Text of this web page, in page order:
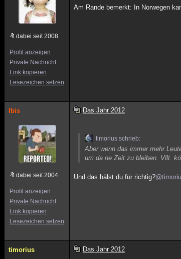
dabei seit 2008
Profil anzeigen
Private Nachricht
Link kopieren
Lesezeichen setzen
Am Rande bemerkt: In Norwegen
Ibis
dabei seit 2004
Profil anzeigen
Private Nachricht
Link kopieren
Lesezeichen setzen
Das Jahr 2012
timorius schrieb:
Aber wenn das immer mehr
um da ne Zeit zu bleiben. Vllt.
Und das hälst du für richtig?
timorius Das Jahr 2012